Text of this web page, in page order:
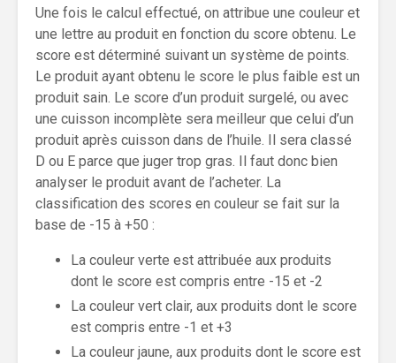
Une fois le calcul effectué, on attribue une couleur et
une lettre au produit en fonction du score obtenu. Le
score est déterminé suivant un système de points.
Le produit ayant obtenu le score le plus faible est un
produit sain. Le score d’un produit surgelé, ou avec
une cuisson incomplète sera meilleur que celui d’un
produit après cuisson dans de l’huile. Il sera classé
D ou E parce que juger trop gras. Il faut donc bien
analyser le produit avant de l’acheter. La
classification des scores en couleur se fait sur la
base de -15 à +50 :
La couleur verte est attribuée aux produits
dont le score est compris entre -15 et -2
La couleur vert clair, aux produits dont le score
est compris entre -1 et +3
La couleur jaune, aux produits dont le score est